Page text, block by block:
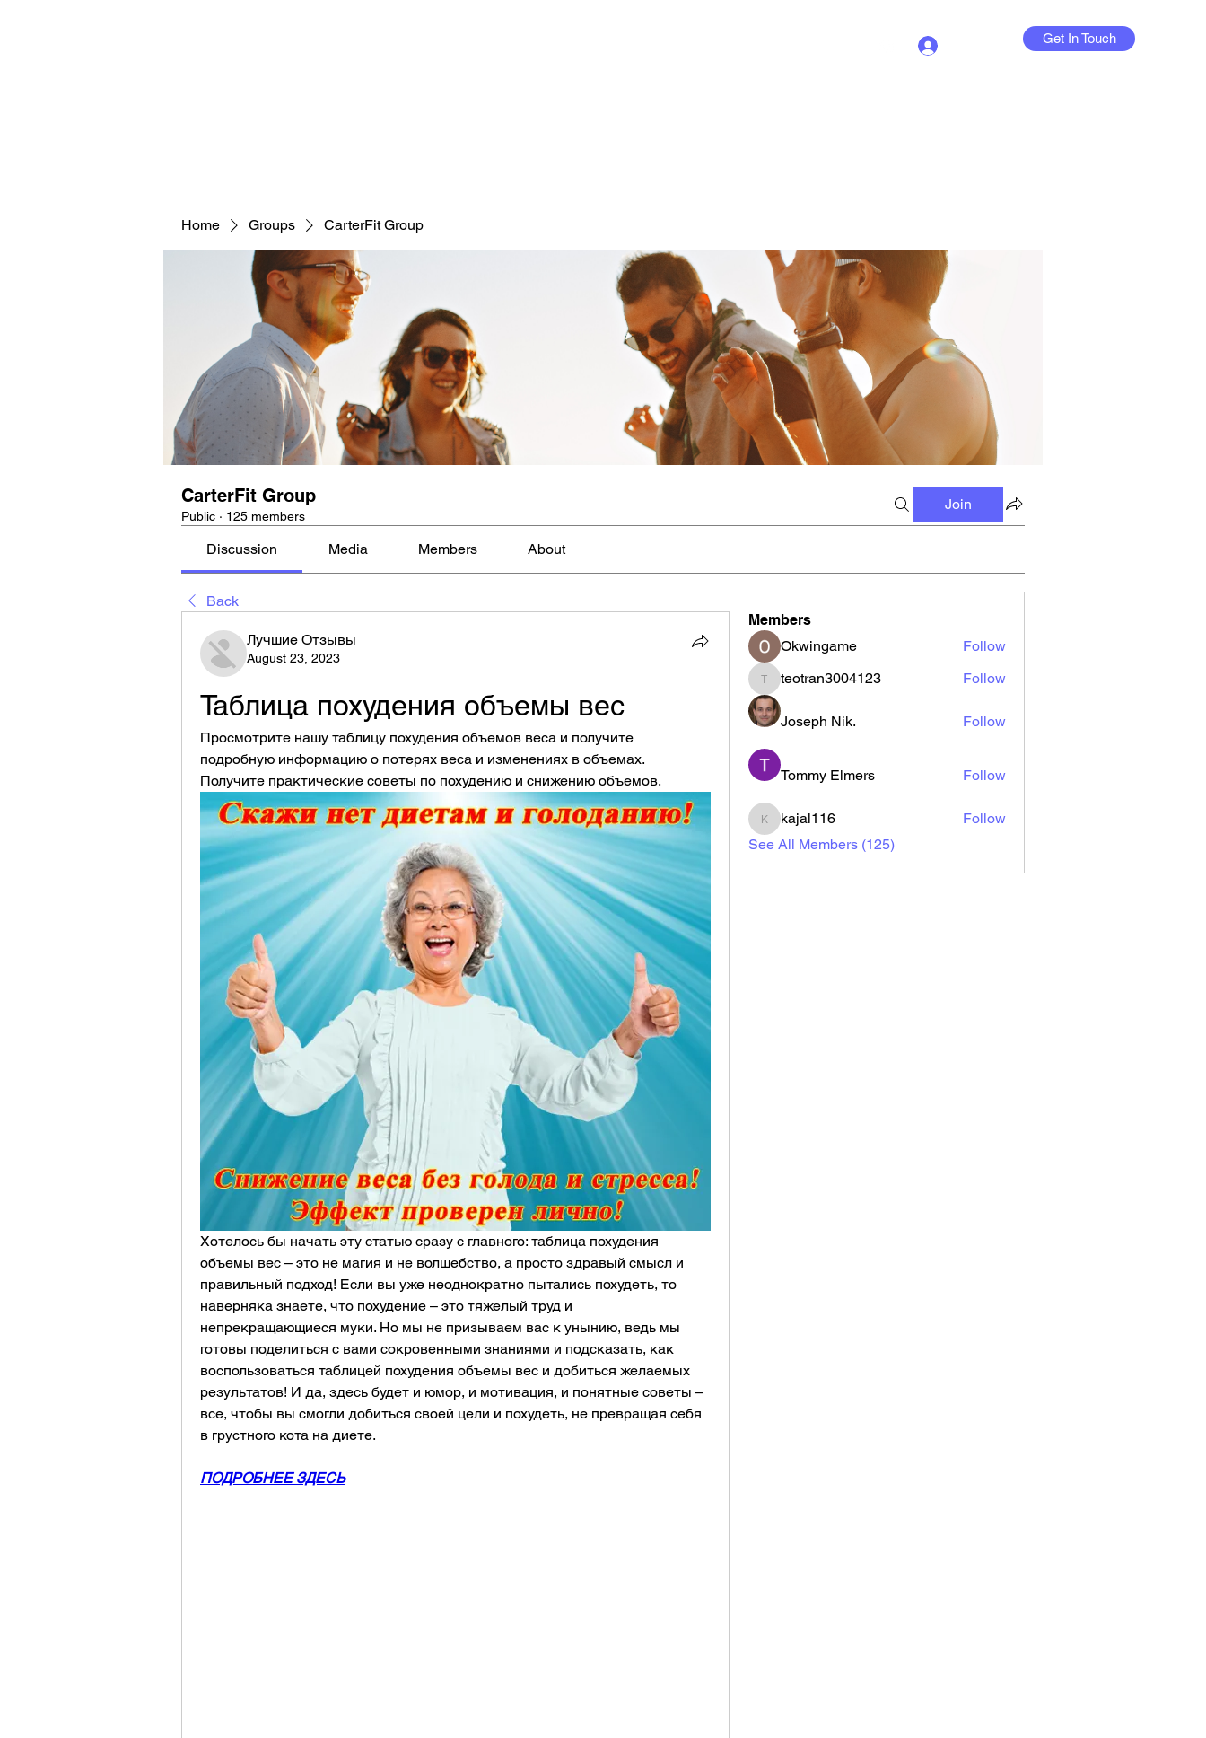
Get In Touch
Home Groups CarterFit Group
CarterFit Group
Public · 125 members
Join
Discussion Media Members About
Back
Лучшие Отзывы
August 23, 2023
Таблица похудения объемы вес
Просмотрите нашу таблицу похудения объемов веса и получите
подробную информацию о потерях веса и изменениях в объемах.
Получите практические советы по похудению и снижению объемов.
Хотелось бы начать эту статью сразу с главного: таблица похудения
объемы вес – это не магия и не волшебство, а просто здравый смысл и
правильный подход! Если вы уже неоднократно пытались похудеть, то
наверняка знаете, что похудение – это тяжелый труд и
непрекращающиеся муки. Но мы не призываем вас к унынию, ведь мы
готовы поделиться с вами сокровенными знаниями и подсказать, как
воспользоваться таблицей похудения объемы вес и добиться желаемых
результатов! И да, здесь будет и юмор, и мотивация, и понятные советы –
все, чтобы вы смогли добиться своей цели и похудеть, не превращая себя
в грустного кота на диете.
ПОДРОБНЕЕ ЗДЕСЬ
Members
Okwingame
Follow
teotran3004123
teotran3004123 Follow
Joseph Nik. Follow
Tommy Elmers Follow
kajal116
kajal116
Follow
See All Members (125)